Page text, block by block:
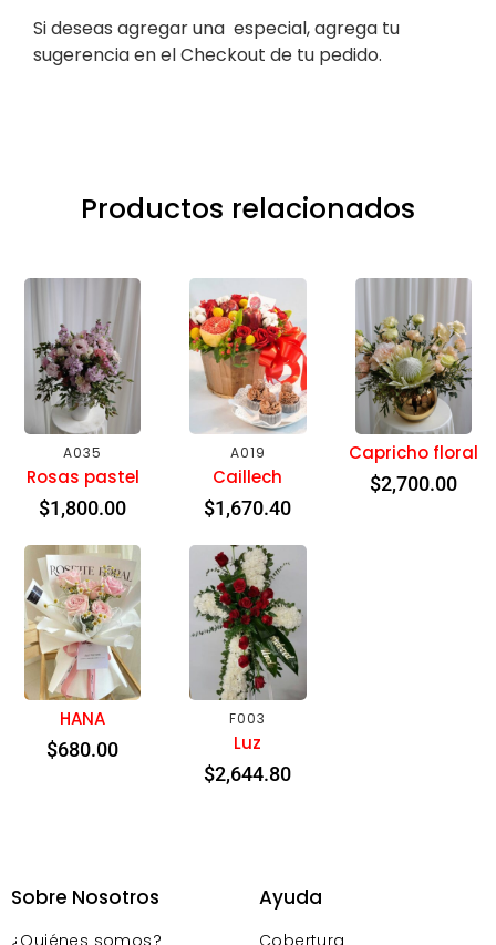
Si deseas agregar una especial, agrega tu
sugerencia en el Checkout de tu pedido.
Productos relacionados
A035
Rosas pastel
$1,800.00
A019
Caillech
$1,670.40
Capricho floral
$2,700.00
HANA
$680.00
F003
Luz
$2,644.80
Sobre Nosotros Ayuda